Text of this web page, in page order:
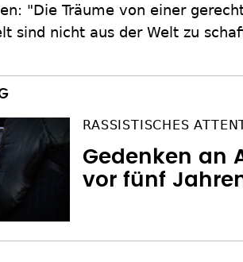
"Die Träume von einer
sind nicht aus der Welt zu
RASSISTISCHES
Gedenken an
vor fünf